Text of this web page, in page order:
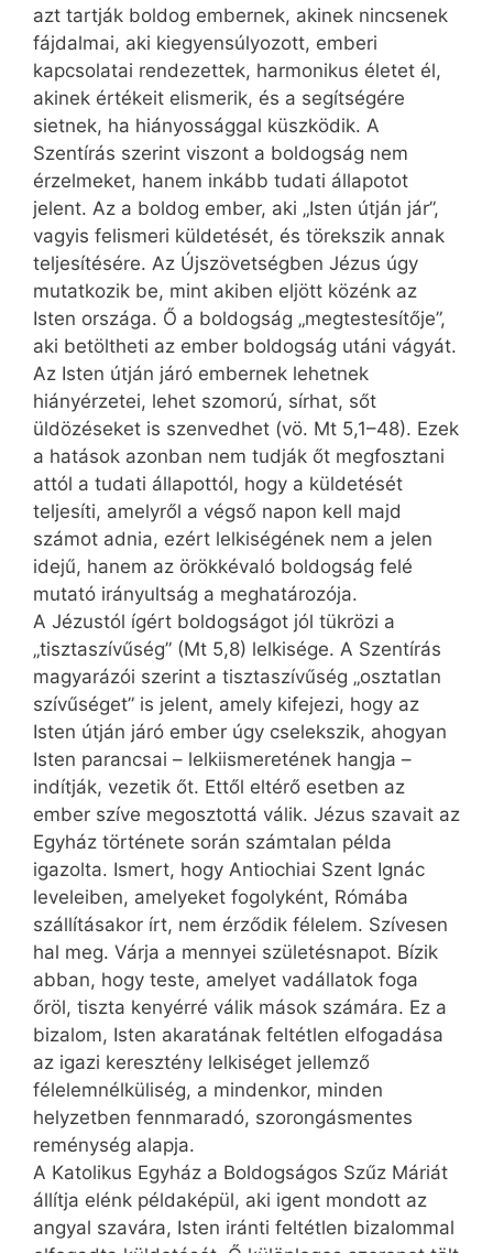
azt tartják boldog embernek, akinek nincsenek
fájdalmai, aki kiegyensúlyozott, emberi
kapcsolatai rendezettek, harmonikus életet él,
akinek értékeit elismerik, és a segítségére
sietnek, ha hiányossággal küszködik. A
Szentírás szerint viszont a boldogság nem
érzelmeket, hanem inkább tudati állapotot
jelent. Az a boldog ember, aki „Isten útján jár”,
vagyis felismeri küldetését, és törekszik annak
teljesítésére. Az Újszövetségben Jézus úgy
mutatkozik be, mint akiben eljött közénk az
Isten országa. Ő a boldogság „megtestesítője”,
aki betöltheti az ember boldogság utáni vágyát.
Az Isten útján járó embernek lehetnek
hiányérzetei, lehet szomorú, sírhat, sőt
üldözéseket is szenvedhet (vö. Mt 5,1–48). Ezek
a hatások azonban nem tudják őt megfosztani
attól a tudati állapottól, hogy a küldetését
teljesíti, amelyről a végső napon kell majd
számot adnia, ezért lelkiségének nem a jelen
idejű, hanem az örökkévaló boldogság felé
mutató irányultság a meghatározója.
A Jézustól ígért boldogságot jól tükrözi a
„tisztaszívűség” (Mt 5,8) lelkisége. A Szentírás
magyarázói szerint a tisztaszívűség „osztatlan
szívűséget” is jelent, amely kifejezi, hogy az
Isten útján járó ember úgy cselekszik, ahogyan
Isten parancsai – lelki­ismeretének hangja –
indítják, vezetik őt. Ettől eltérő esetben az
ember szíve megosztottá válik. Jézus szavait az
Egyház története során számtalan példa
igazolta. Ismert, hogy Antiochiai Szent Ignác
leveleiben, amelyeket fogolyként, Rómába
szállításakor írt, nem érződik félelem. Szívesen
hal meg. Várja a mennyei születés­napot. Bízik
abban, hogy teste, amelyet vadállatok foga
őröl, tiszta kenyérré válik mások számára. Ez a
bizalom, Isten akaratának feltétlen elfogadása
az igazi keresztény lelkiséget jellemző
félelemnélküliség, a mindenkor, minden
helyzetben fennmaradó, szorongásmentes
reménység alapja.
A Katolikus Egyház a Boldogságos Szűz Máriát
állítja elénk példaképül, aki igent mondott az
angyal szavára, Isten iránti feltétlen bizalommal